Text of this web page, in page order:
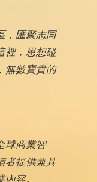
，匯聚志同
裡，思想碰
無數寶貴的
球商業智
者提供兼具
容。